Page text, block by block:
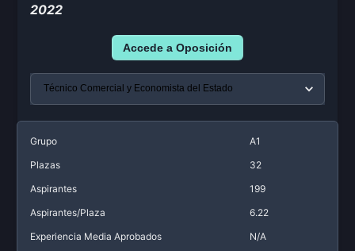
2022
Accede a Oposición
Grupo
A1
Plazas
32
Aspirantes
199
Aspirantes/Plaza
6.22
Experiencia Media Aprobados
N/A